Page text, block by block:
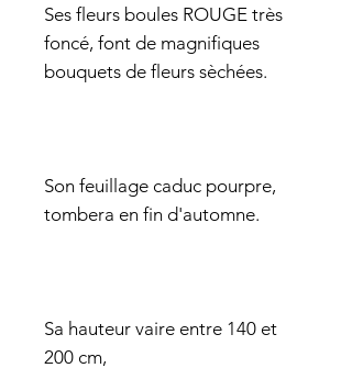
Ses fleurs boules ROUGE très
foncé, font de magnifiques
bouquets de fleurs sèchées.
Son feuillage caduc pourpre,
tombera en fin d'automne.
Sa hauteur vaire entre 140 et
200 cm,